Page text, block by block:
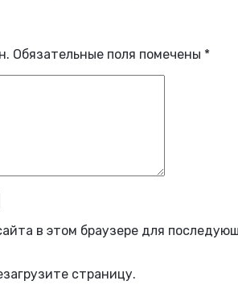
Обязательные поля помечены *
в этом браузере для
страницу.